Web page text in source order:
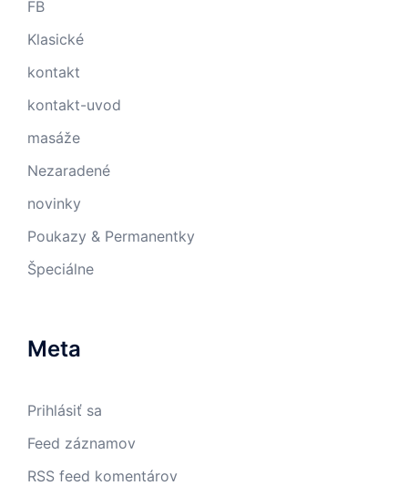
FB
Klasické
kontakt
kontakt-uvod
masáže
Nezaradené
novinky
Poukazy & Permanentky
Špeciálne
Meta
Prihlásiť sa
Feed záznamov
RSS feed komentárov